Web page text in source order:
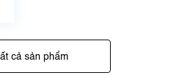
cả sản phẩm